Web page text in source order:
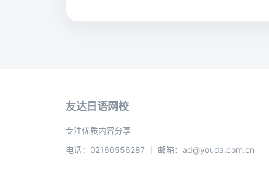
友达日语网校
专注优质内容分享
电话：02160556287 ｜ 邮箱：ad@youda.com.cn